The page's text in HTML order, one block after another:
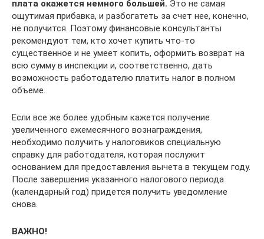
плата окажется немного большей. Это не самая
ощутимая прибавка, и разбогатеть за счет нее, конечно,
не получится. Поэтому финансовые консультанты
рекомендуют тем, кто хочет купить что-то
существенное и не умеет копить, оформить возврат на
всю сумму в инспекции и, соответственно, дать
возможность работодателю платить налог в полном
объеме.
Если все же более удобным кажется получение
увеличенного ежемесячного вознаграждения,
необходимо получить у налоговиков специальную
справку для работодателя, которая послужит
основанием для предоставления вычета в текущем году.
После завершения указанного налогового периода
(календарный год) придется получить уведомление
снова.
ВАЖНО!